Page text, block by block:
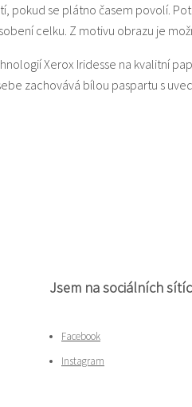
pokud se plátno časem povolí.
celku. Z motivu obrazu je
Xerox Iridesse na kvalitní
zachovává bílou paspartu s
Jsem na sociálních
Facebook
Instagram